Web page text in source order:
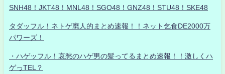
SNH48！JKT48！MNL48！SGO48！GNZ48！STU48！SKE48
タダッフル！ネトゲ廃人的まとめ速報！！ネット乞食DE2000万
パワーズ！
・ハゲッフル！哀愁のハゲ男の髪ってるまとめ速報！！激しくハ
ゲっTEL？